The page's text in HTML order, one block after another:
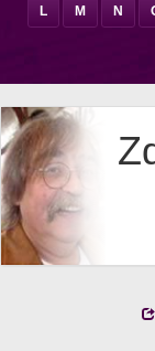
L M N